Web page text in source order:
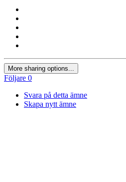
More sharing options...
Följare 0
Svara på detta ämne
Skapa nytt ämne